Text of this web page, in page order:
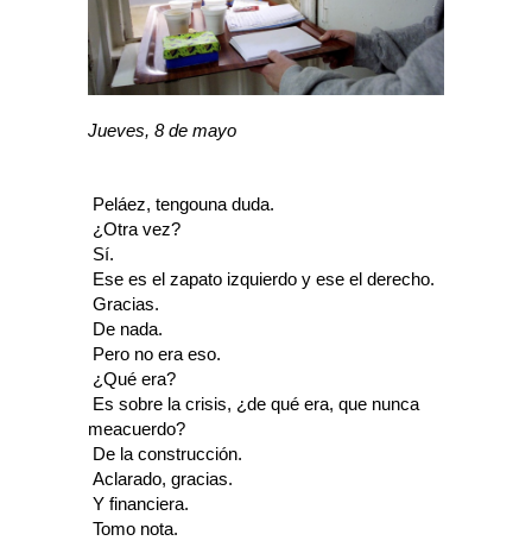
Jueves, 8 de mayo
 Peláez, tengouna duda.
 ¿Otra vez?
 Sí.
 Ese es el zapato izquierdo y ese el derecho.
 Gracias.
 De nada.
 Pero no era eso.
 ¿Qué era?
 Es sobre la crisis, ¿de qué era, que nunca
meacuerdo?
 De la construcción.
 Aclarado, gracias.
 Y financiera.
 Tomo nota.